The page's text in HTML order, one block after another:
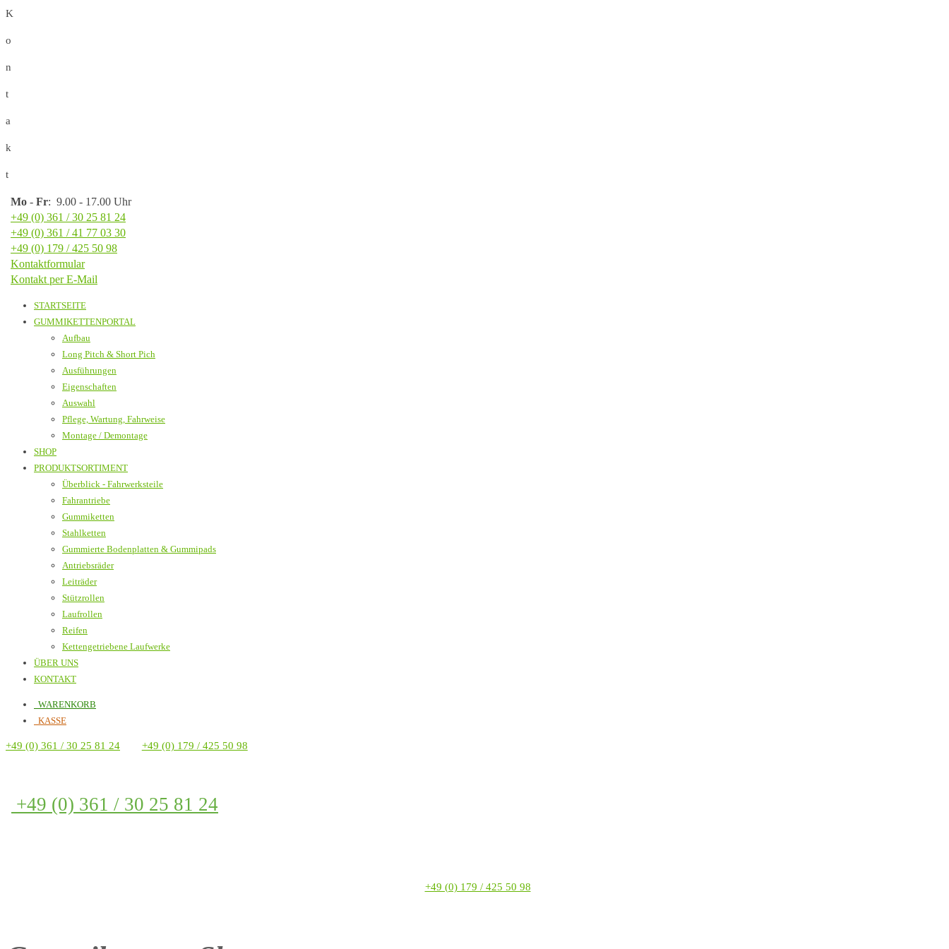
K
o
n
t
a
k
t
Mo - Fr: 9.00 - 17.00 Uhr
+49 (0) 361 / 30 25 81 24
+49 (0) 361 / 41 77 03 30
+49 (0) 179 / 425 50 98
Kontaktformular
Kontakt per E-Mail
STARTSEITE
GUMMIKETTENPORTAL
Aufbau
Long Pitch & Short Pich
Ausführungen
Eigenschaften
Auswahl
Pflege, Wartung, Fahrweise
Montage / Demontage
SHOP
PRODUKTSORTIMENT
Überblick - Fahrwerksteile
Fahrantriebe
Gummiketten
Stahlketten
Gummierte Bodenplatten & Gummipads
Antriebsräder
Leiträder
Stützrollen
Laufrollen
Reifen
Kettengetriebene Laufwerke
ÜBER UNS
KONTAKT
WARENKORB
KASSE
+49 (0) 361 / 30 25 81 24 +49 (0) 179 / 425 50 98
+49 (0) 361 / 30 25 81 24
+49 (0) 179 / 425 50 98